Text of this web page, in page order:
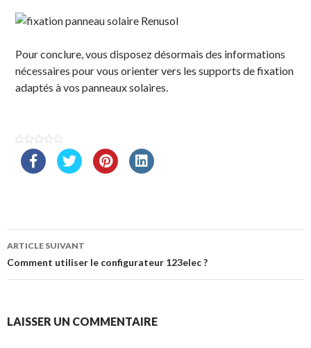
Pour conclure, vous disposez désormais des informations
nécessaires pour vous orienter vers les supports de fixation
adaptés à vos panneaux solaires.
Navigation
des
ARTICLE SUIVANT
Comment utiliser le configurateur 123elec ?
LAISSER UN COMMENTAIRE